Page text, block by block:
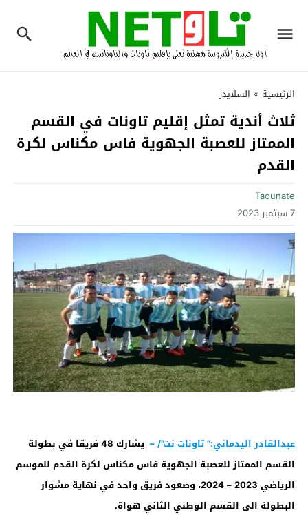
الرئيسية » السلايدر
ثلاث أندية تمثل إقليم تاونات في القسم
الممتاز للعصبة الجهوية فاس مكناس لكرة
القدم
Taounate
7 سبتمبر 2023
عبدالقادر اليدماني:” تاونات نت”/ –
يشارك 48 فريقا في بطولة
القسم الممتاز للعصبة الجهوية فاس مكناس لكرة القدم للموسم
الرياضي 2023 – 2024، وصعود فريق واحد في نهاية مشوار
البطولة الى القسم الوطني الثاني هواة.